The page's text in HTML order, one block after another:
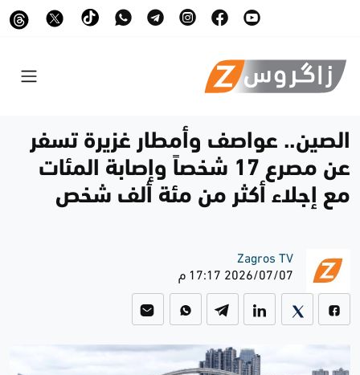
الصين.. عواصف وأمطار غزيرة تسفر
عن مصرع 17 شخصاً وإصابة المئات
مع إجلاء أكثر من مئة ألف شخص
Zagros TV
2026/07/07 17:17 م